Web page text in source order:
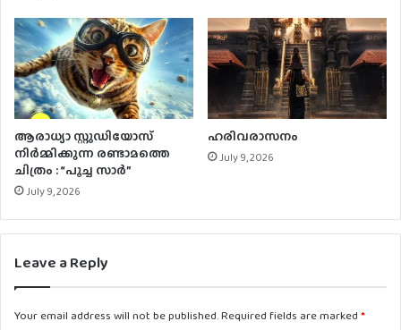
ആരാധ്യാ സ്റ്റുഡിയോസ്
നിർമ്മിക്കുന്ന രണ്ടാമത്തെ
ചിത്രം : “പൂച്ച സാർ”
July 9, 2026
ഹരിവരാസനം
July 9, 2026
Leave a Reply
Your email address will not be published.Required fields are marked *